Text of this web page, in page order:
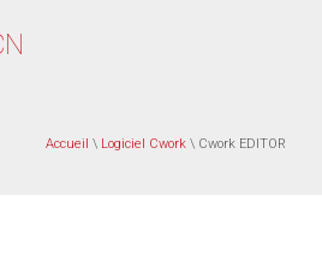
Accueil \ Logiciel Cwork \ Cwork EDITOR